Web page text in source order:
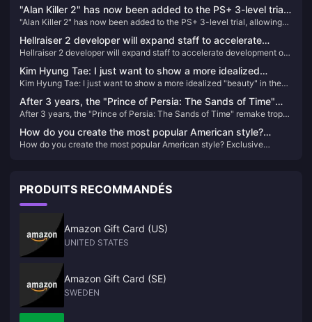
"Alan Killer 2" has now been added to the PS+ 3-level trial,
allowing you to experience 3 hours of game content
"Alan Killer 2" has now been added to the PS+ 3-level trial, allowing
Hellraiser 2 developer will expand staff to accelerate
development of new content for the game
Hellraiser 2 developer will expand staff to accelerate development of
Kim Hyung Tae: I just want to show a more idealized
"beauty" in the game!
Kim Hyung Tae: I just want to show a more idealized "beauty" in the
After 3 years, the "Prince of Persia: The Sands of Time"
remake trophy appears in the background again
After 3 years, the "Prince of Persia: The Sands of Time" remake trophy
How do you create the most popular American style?
Exclusive interview with Ergan, an open world RPG
How do you create the most popular American style? Exclusive
PRODUITS RECOMMANDÉS
Amazon Gift Card (US)
UNITED STATES
Amazon Gift Card (SE)
SWEDEN